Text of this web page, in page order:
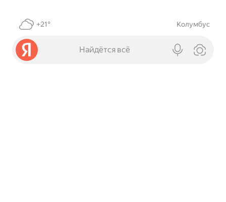
+21° Колумбус
Найдётся всё